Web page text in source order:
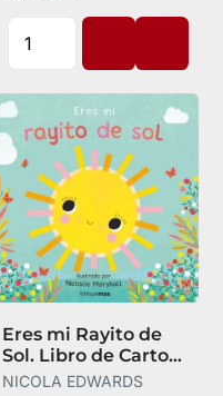
Eres mi Rayito de
Sol. Libro de Carton
con Troquel
NICOLA EDWARDS